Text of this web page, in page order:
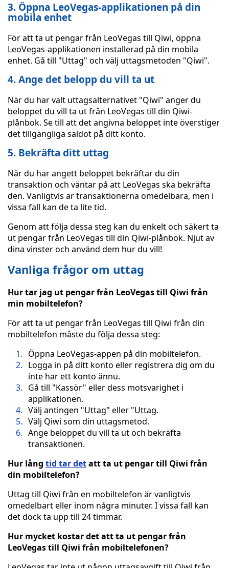
3. Öppna LeoVegas-applikationen på din
mobila enhet
För att ta ut pengar från LeoVegas till Qiwi, öppna
LeoVegas-applikationen installerad på din mobila
enhet. Gå till "Uttag" och välj uttagsmetoden "Qiwi".
4. Ange det belopp du vill ta ut
När du har valt uttagsalternativet "Qiwi" anger du
beloppet du vill ta ut från LeoVegas till din Qiwi-
plånbok. Se till att det angivna beloppet inte överstiger
det tillgängliga saldot på ditt konto.
5. Bekräfta ditt uttag
När du har angett beloppet bekräftar du din
transaktion och väntar på att LeoVegas ska bekräfta
den. Vanligtvis är transaktionerna omedelbara, men i
vissa fall kan de ta lite tid.
Genom att följa dessa steg kan du enkelt och säkert ta
ut pengar från LeoVegas till din Qiwi-plånbok. Njut av
dina vinster och använd dem hur du vill!
Vanliga frågor om uttag
Hur tar jag ut pengar från LeoVegas till Qiwi från
min mobiltelefon?
För att ta ut pengar från LeoVegas till Qiwi från din
mobiltelefon måste du följa dessa steg:
Öppna LeoVegas-appen på din mobiltelefon.
Logga in på ditt konto eller registrera dig om du
inte har ett konto ännu.
Gå till "Kassör" eller dess motsvarighet i
applikationen.
Välj antingen "Uttag" eller "Uttag.
Välj Qiwi som din uttagsmetod.
Ange beloppet du vill ta ut och bekräfta
transaktionen.
Hur lång tid tar detatt ta ut pengar till Qiwi från
din mobiltelefon?
Uttag till Qiwi från en mobiltelefon är vanligtvis
omedelbart eller inom några minuter. I vissa fall kan
det dock ta upp till 24 timmar.
Hur mycket kostar det att ta ut pengar från
LeoVegas till Qiwi från mobiltelefonen?